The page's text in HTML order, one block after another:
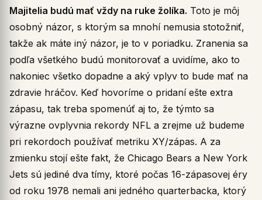
Majitelia budú mať vždy na ruke žolíka. Toto je môj
osobný názor, s ktorým sa mnohí nemusia stotožniť,
takže ak máte iný názor, je to v poriadku. Zranenia sa
podľa všetkého budú monitorovať a uvidíme, ako to
nakoniec všetko dopadne a aký vplyv to bude mať na
zdravie hráčov. Keď hovoríme o pridaní ešte extra
zápasu, tak treba spomenúť aj to, že týmto sa
výrazne ovplyvnia rekordy NFL a zrejme už budeme
pri rekordoch používať metriku XY/zápas. A za
zmienku stojí ešte fakt, že Chicago Bears a New York
Jets sú jediné dva tímy, ktoré počas 16-zápasovej éry
od roku 1978 nemali ani jedného quarterbacka, ktorý